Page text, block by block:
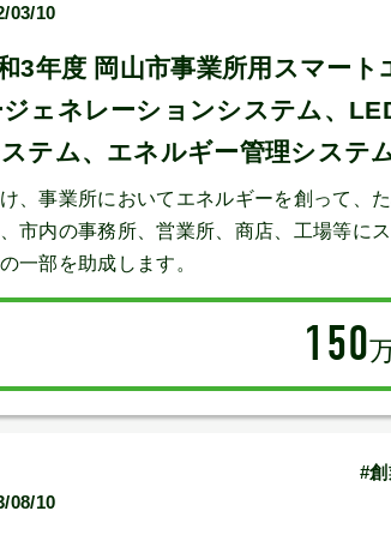
03/10
3年度 岡山市事業所用スマー
ェネレーションシステム、
テム、エネルギー管理システ
、事業所においてエネルギーを創って、
市内の事務所、営業所、商店、工場等に
一部を助成します。
150
#
08/10